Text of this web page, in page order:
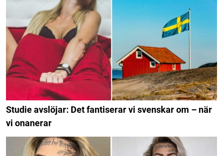
Studie avslöjar: Det fantiserar vi svenskar om – när
vi onanerar